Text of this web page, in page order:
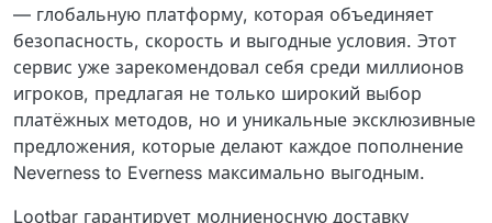
— глобальную платформу, которая объединяет
безопасность, скорость и выгодные условия. Этот
сервис уже зарекомендовал себя среди миллионов
игроков, предлагая не только широкий выбор
платёжных методов, но и уникальные эксклюзивные
предложения, которые делают каждое пополнение
Neverness to Everness максимально выгодным.
Lootbar гарантирует молниеносную доставку